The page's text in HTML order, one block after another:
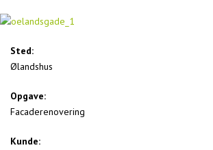
Sted:
Ølandshus
Opgave:
Facaderenovering
Kunde: